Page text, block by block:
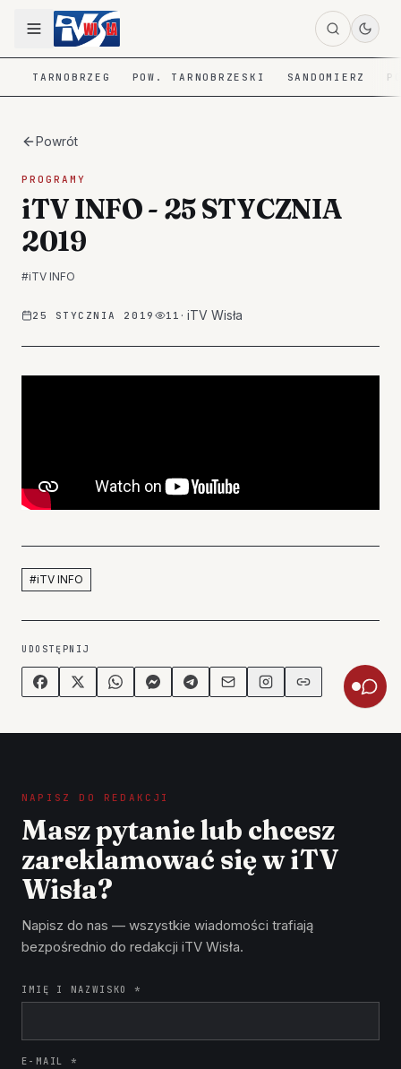
TARNOBRZEG POW. TARNOBRZESKI SANDOMIERZ
Powrót
PROGRAMY
iTV INFO - 25 STYCZNIA
2019
#iTV INFO
25 STYCZNIA 2019 11 · iTV Wisła
#iTV INFO
UDOSTĘPNIJ
NAPISZ DO REDAKCJI
Masz pytanie lub chcesz
zareklamować się w iTV
Wisła?
Napisz do nas — wszystkie wiadomości trafiają
bezpośrednio do redakcji iTV Wisła.
IMIĘ I NAZWISKO *
E-MAIL *